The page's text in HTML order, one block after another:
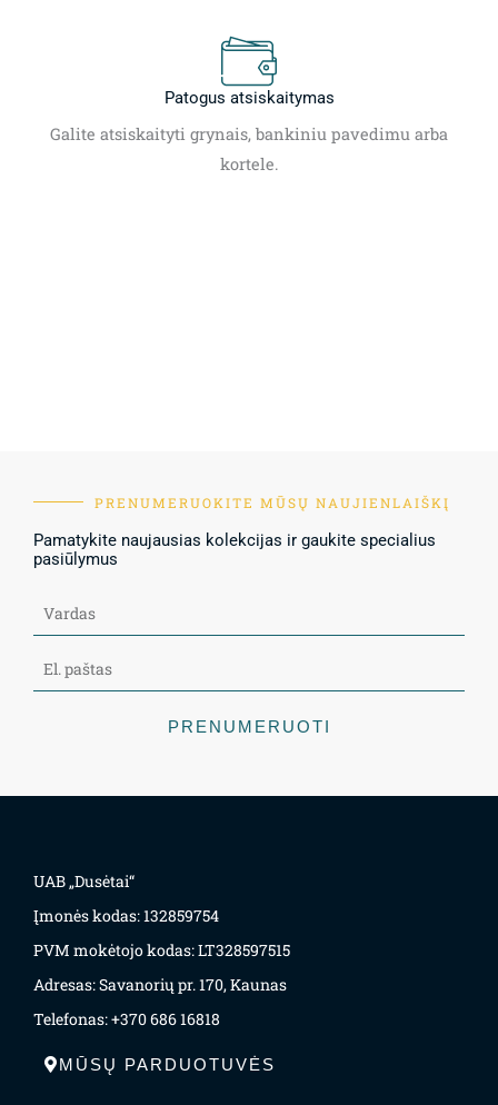
Patogus atsiskaitymas
Galite atsiskaityti grynais, bankiniu pavedimu arba
kortele.
PRENUMERUOKITE MŪSŲ NAUJIENLAIŠKĮ
Pamatykite naujausias kolekcijas ir gaukite specialius
pasiūlymus
PRENUMERUOTI
UAB „Dusėtai“
Įmonės kodas: 132859754
PVM mokėtojo kodas: LT328597515
Adresas: Savanorių pr. 170, Kaunas
Telefonas: +370 686 16818
MŪSŲ PARDUOTUVĖS